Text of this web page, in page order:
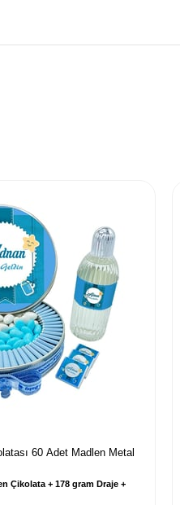
60 Adet Madlen Metal
Çikolata + 178 gram Draje +